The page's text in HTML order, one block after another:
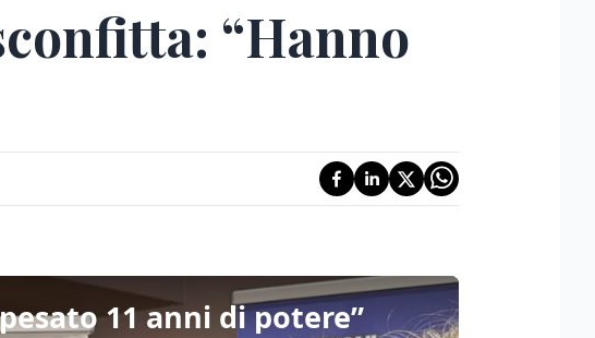
“Hanno
11 anni di potere”